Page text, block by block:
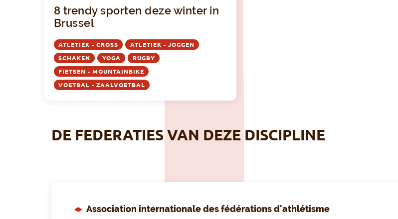
8 trendy sporten deze winter in
Brussel
ATLETIEK - CROSS ATLETIEK - JOGGEN
SCHAKEN YOGA RUGBY
FIETSEN - MOUNTAINBIKE
VOETBAL - ZAALVOETBAL
DE FEDERATIES VAN DEZE DISCIPLINE
Association internationale des fédérations d'athlétisme